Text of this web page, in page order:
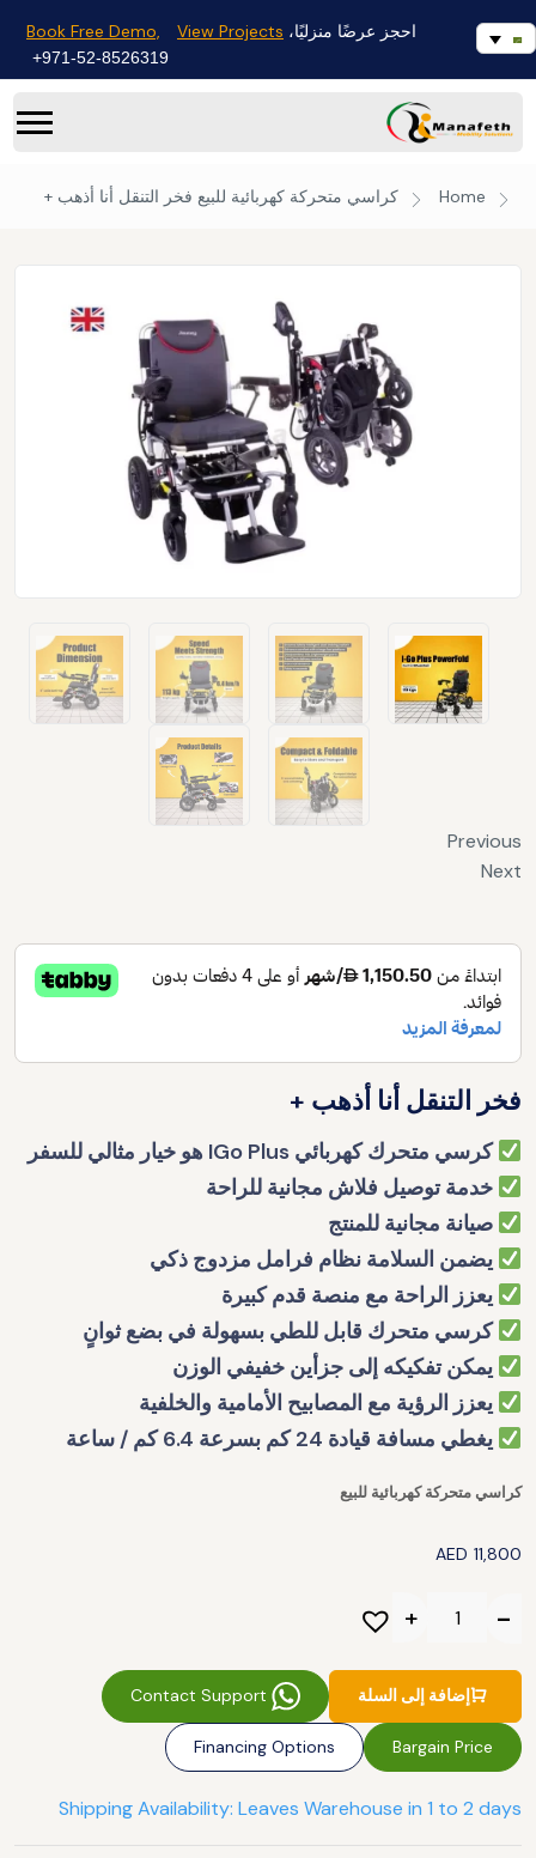
احجز عرضًا منزليًا، Book Free Demo, View Projects
971-52-8526319+
Home كراسي متحركة كهربائية للبيع فخر التنقل أنا أذهب +
Previous
Next
فخر التنقل أنا أذهب +
AED 11,800
كرسي متحرك كهربائي IGo Plus هو خيار مثالي للسفر
خدمة توصيل فلاش مجانية للراحة
صيانة مجانية للمنتج
يضمن السلامة نظام فرامل مزدوج ذكي
يعزز الراحة مع منصة قدم كبيرة
كرسي متحرك قابل للطي بسهولة في بضع ثوانٍ
يمكن تفكيكه إلى جزأين خفيفي الوزن
يعزز الرؤية مع المصابيح الأمامية والخلفية
يغطي مسافة قيادة 24 كم بسرعة 6.4 كم / ساعة
كراسي متحركة كهربائية للبيع
إضافة إلى السلة
Bargain Price
Financing Options
Shipping Availability: Leaves Warehouse in 1 to 2 days